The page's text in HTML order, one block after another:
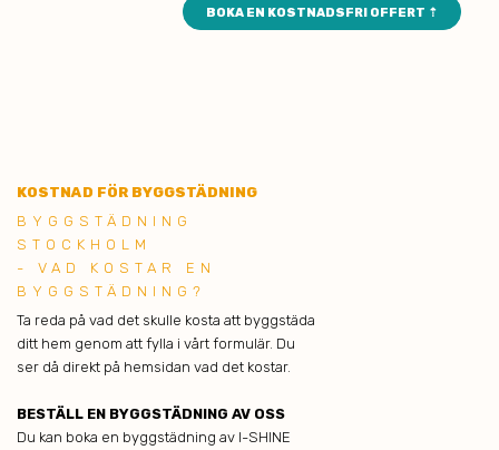
BOKA EN KOSTNADSFRI OFFERT ⇡
KOSTNAD FÖR BYGGSTÄDNING
BYGGSTÄDNING
STOCKHOLM
- VAD KOSTAR EN
BYGGSTÄDNING?
Ta reda på vad det skulle kosta att byggstäda
ditt hem genom att fylla i vårt formulär. Du
ser då direkt på hemsidan vad det kostar.
BESTÄLL EN BYGGSTÄDNING AV OSS
Du kan boka en byggstädning av I-SHINE